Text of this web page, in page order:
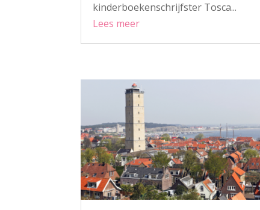
kinderboekenschrijfster Tosca...
Lees meer